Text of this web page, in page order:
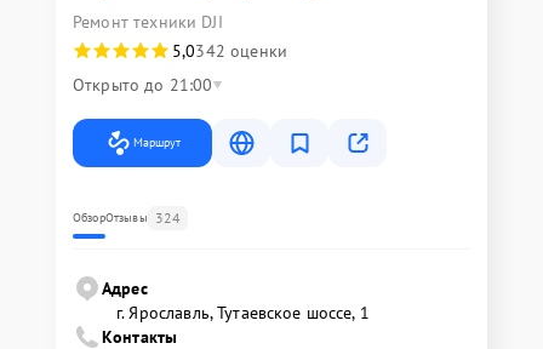
Ремонт техники DJI
5,0342 оценки
Открыто до 21:00
Маршрут
ОбзорОтзывы 324
Адрес
г. Ярославль, Тутаевское шоссе, 1
Контакты